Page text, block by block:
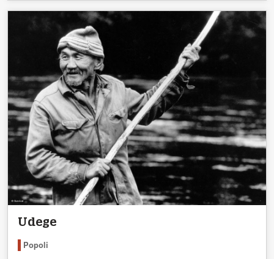
Udege
Popoli